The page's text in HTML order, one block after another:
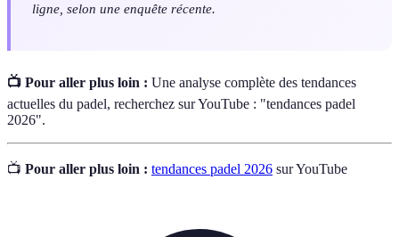
ligne, selon une enquête récente.
📺 Pour aller plus loin : Une analyse complète des tendances
actuelles du padel, recherchez sur YouTube : "tendances padel
2026".
📺 Pour aller plus loin : tendances padel 2026 sur YouTube